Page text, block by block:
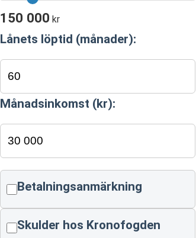
150 000 kr
Lånets löptid (månader):
Månadsinkomst (kr):
Betalningsanmärkning
Skulder hos Kronofogden